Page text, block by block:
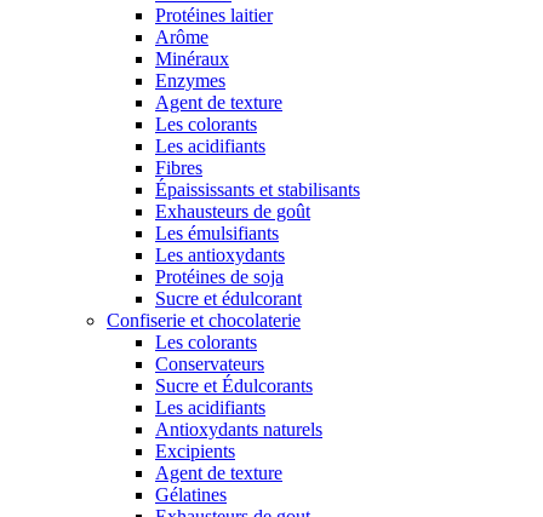
Protéines laitier
Arôme
Minéraux
Enzymes
Agent de texture
Les colorants
Les acidifiants
Fibres
Épaississants et stabilisants
Exhausteurs de goût
Les émulsifiants
Les antioxydants
Protéines de soja
Sucre et édulcorant
Confiserie et chocolaterie
Les colorants
Conservateurs
Sucre et Édulcorants
Les acidifiants
Antioxydants naturels
Excipients
Agent de texture
Gélatines